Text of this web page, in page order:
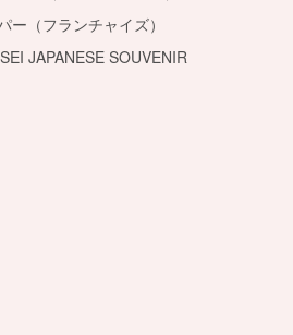
ー（フランチャイズ）
JAPANESE SOUVENIR